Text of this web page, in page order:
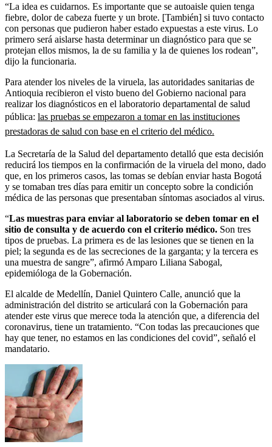
“La idea es cuidarnos. Es importante que se autoaisle quien tenga
fiebre, dolor de cabeza fuerte y un brote. [También] si tuvo contacto
con personas que pudieron haber estado expuestas a este virus. Lo
primero será aislarse hasta determinar un diagnóstico para que se
protejan ellos mismos, la de su familia y la de quienes los rodean”,
dijo la funcionaria.
Para atender los niveles de la viruela, las autoridades sanitarias de
Antioquia recibieron el visto bueno del Gobierno nacional para
realizar los diagnósticos en el laboratorio departamental de salud
pública: las pruebas se empezaron a tomar en las instituciones
prestadoras de salud con base en el criterio del médico.
La Secretaría de la Salud del departamento detalló que esta decisión
reducirá los tiempos en la confirmación de la viruela del mono, dado
que, en los primeros casos, las tomas se debían enviar hasta Bogotá
y se tomaban tres días para emitir un concepto sobre la condición
médica de las personas que presentaban síntomas asociados al virus.
“Las muestras para enviar al laboratorio se deben tomar en el
sitio de consulta y de acuerdo con el criterio médico. Son tres
tipos de pruebas. La primera es de las lesiones que se tienen en la
piel; la segunda es de las secreciones de la garganta; y la tercera es
una muestra de sangre”, afirmó Amparo Liliana Sabogal,
epidemióloga de la Gobernación.
El alcalde de Medellín, Daniel Quintero Calle, anunció que la
administración del distrito se articulará con la Gobernación para
atender este virus que merece toda la atención que, a diferencia del
coronavirus, tiene un tratamiento. “Con todas las precauciones que
hay que tener, no estamos en las condiciones del covid”, señaló el
mandatario.